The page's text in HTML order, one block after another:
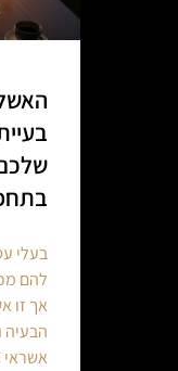
בעלי
להם
אך זו
הבעיה
אשראי